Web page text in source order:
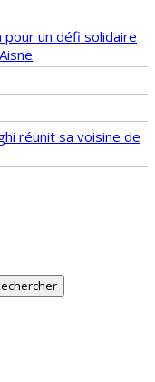
pour un défi solidaire
réunit sa voisine de